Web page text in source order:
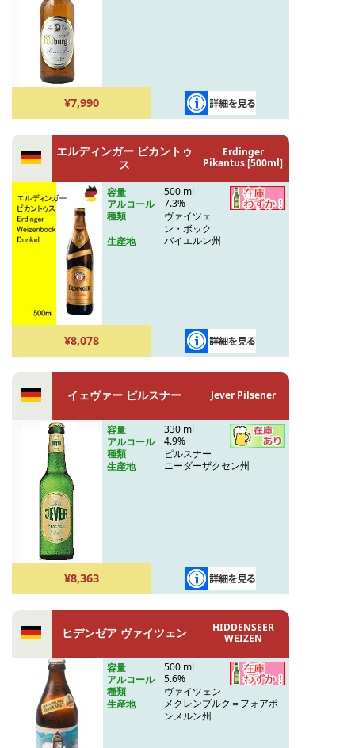
¥7,990
エルディンガー ピカントゥ
ス
Erdinger
Pikantus [500ml]
容量
500 ml
アルコール
7.3%
種類
ヴァイツェ
ン・ボック
生産地
バイエルン州
¥8,078
イェヴァー ピルスナー Jever Pilsener
容量
330 ml
アルコール
4.9%
種類
ピルスナー
生産地
ニーダーザクセン州
¥8,363
ヒデンゼア ヴァイツェン
HIDDENSEER
WEIZEN
容量
500 ml
アルコール
5.6%
種類
ヴァイツェン
生産地
メクレンブルク＝フォアポ
ンメルン州